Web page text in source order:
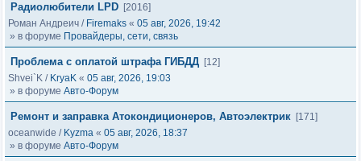
Радиолюбители LPD [2016]
Роман Андреич / Firemaks « 05 авг, 2026, 19:42
» в форуме Провайдеры, сети, связь
Проблема с оплатой штрафа ГИБДД [12]
Shvei`K / KryaK « 05 авг, 2026, 19:03
» в форуме Авто-Форум
Ремонт и заправка Атокондиционеров, Автоэлектрик [171]
oceanwide / Kyzma « 05 авг, 2026, 18:37
» в форуме Авто-Форум